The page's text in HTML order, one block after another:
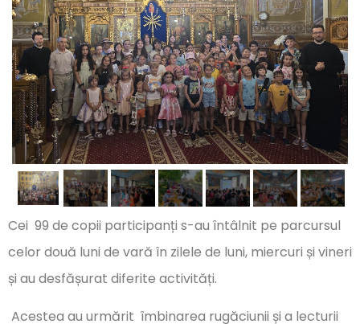
Cei 99 de copii participanți s-au întâlnit pe parcursul
celor două luni de vară în zilele de luni, miercuri și vineri
și au desfășurat diferite activități.
Acestea au urmărit îmbinarea rugăciunii și a lecturii